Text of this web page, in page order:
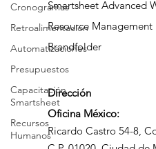
Cronogramas
Retroalimentación
Automatizaciones
Presupuestos
Capacitación
Smartsheet
Recursos
Humanos
Dirección
Oficina México:
Smartsheet
Resource Management
Brandfolder
Smartsheet Advanced